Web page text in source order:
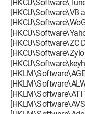
[HKCU\Software\VB
[HKCU\Software\ZC
[HKLM\Software\ATI